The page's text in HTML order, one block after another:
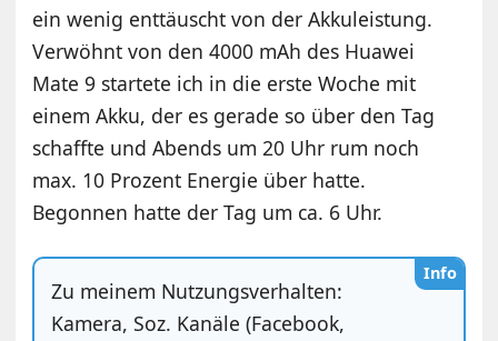
ein wenig enttäuscht von der Akkuleistung.
Verwöhnt von den 4000 mAh des Huawei
Mate 9 startete ich in die erste Woche mit
einem Akku, der es gerade so über den Tag
schaffte und Abends um 20 Uhr rum noch
max. 10 Prozent Energie über hatte.
Begonnen hatte der Tag um ca. 6 Uhr.
Info
Zu meinem Nutzungsverhalten:
Kamera, Soz. Kanäle (Facebook,